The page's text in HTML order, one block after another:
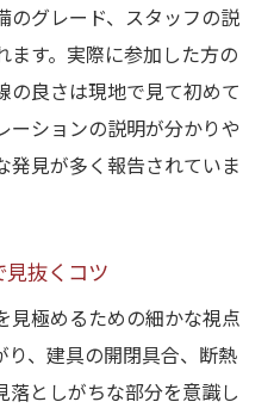
のグレード、スタッフの説
す。実際に参加した方の
良さは現地で見て初めて
ションの説明が分かりや
発見が多く報告されていま
抜くコツ
見極めるための細かな視点
、建具の開閉具合、断熱
としがちな部分を意識し